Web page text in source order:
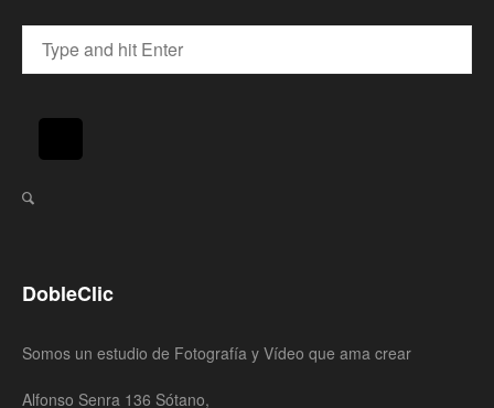
DobleClic
Somos un estudio de Fotografía y Vídeo que ama crear
Alfonso Senra 136 Sótano,